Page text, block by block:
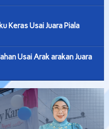
Keras Usai Juara Piala
Usai Arak arakan Juara